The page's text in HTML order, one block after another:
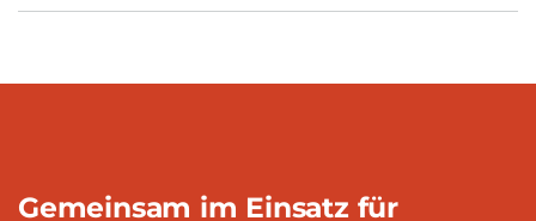
Gemeinsam im Einsatz für